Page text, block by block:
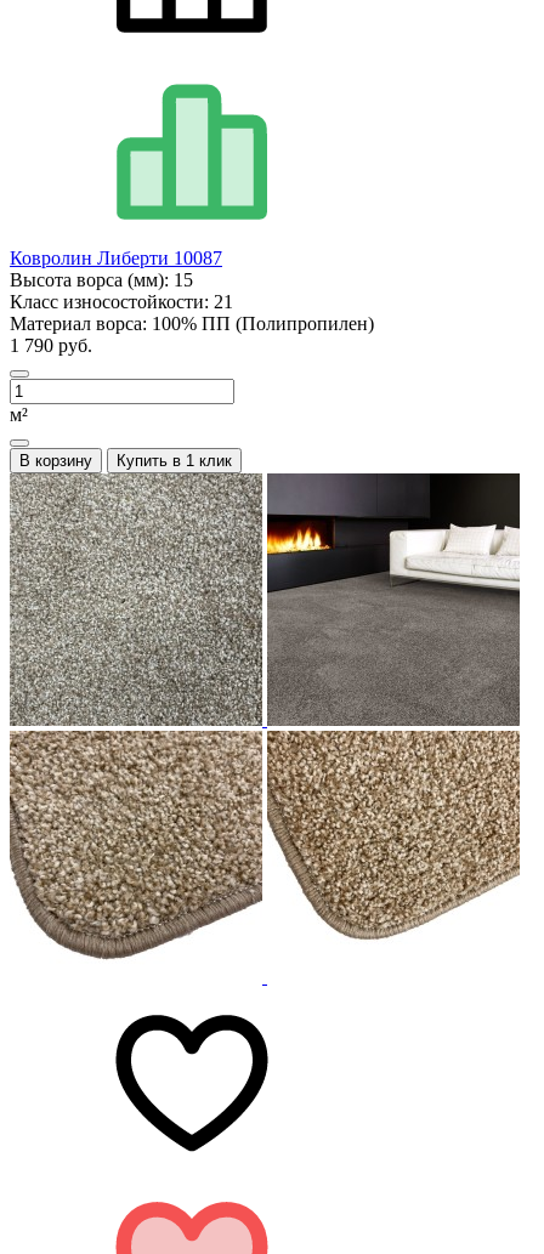
Ковролин Либерти 10087
Высота ворса (мм): 15
Класс износостойкости: 21
Материал ворса: 100% ПП (Полипропилен)
1 790 руб.
м²
В корзину Купить в 1 клик